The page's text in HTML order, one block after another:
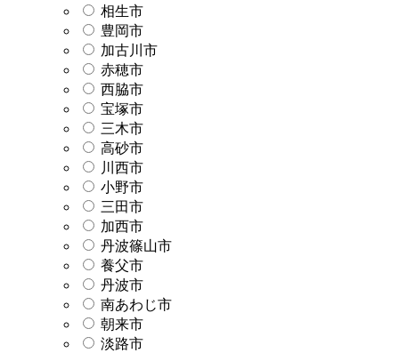
相生市
豊岡市
加古川市
赤穂市
西脇市
宝塚市
三木市
高砂市
川西市
小野市
三田市
加西市
丹波篠山市
養父市
丹波市
南あわじ市
朝来市
淡路市